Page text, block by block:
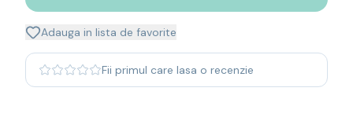
Japanese
Bourbon
Blanded Japanese
Canadian
Adauga in lista de favorite
Fii primul care lasa o recenzie